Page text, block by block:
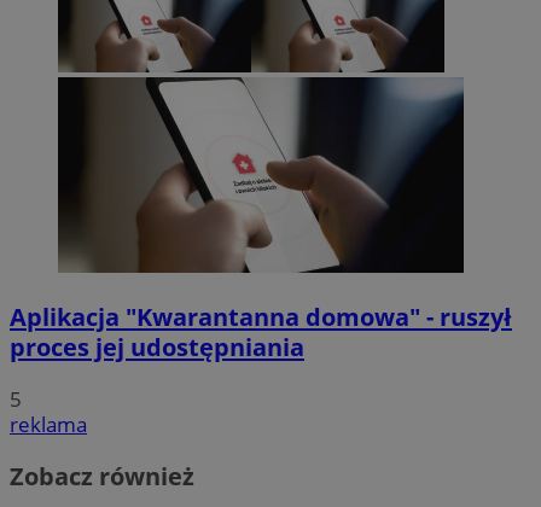
Aplikacja "Kwarantanna domowa" - ruszył
proces jej udostępniania
5
reklama
Zobacz również